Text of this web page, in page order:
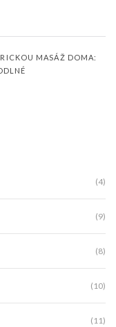
MASÁŽ DOMA:
(4)
(9)
(8)
(10)
(11)